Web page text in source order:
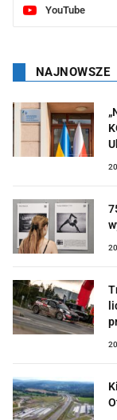
YouTube
NAJNOWSZE